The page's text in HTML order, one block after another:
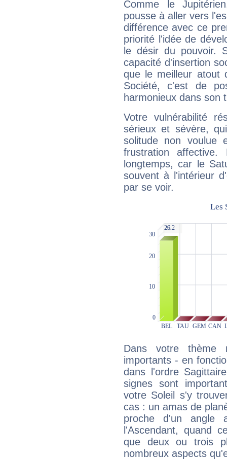
Comme le
pousse à aller vers
différence avec ce
priorité l'idée de
le désir du pouvoir.
capacité d'insertion
que le meilleur atout
Société, c'est de
harmonieux dans son
Votre vulnérabilité
sérieux et sévère,
solitude non voulue
frustration
longtemps, car le
souvent à l'intérieur
par se voir.
Dans votre thème
importants - en
dans l'ordre
signes sont
votre Soleil s'y
cas : un amas de
proche d'un
l'Ascendant, quand
que deux ou trois
nombreux aspects